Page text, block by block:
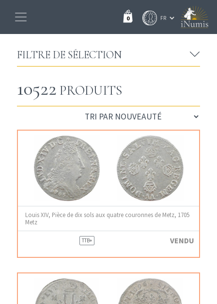
0
FILTRE DE SÉLECTION
10522 PRODUITS
Louis XIV, Pièce de dix sols aux quatre couronnes de Metz, 1705
Metz
TTB+ VENDU